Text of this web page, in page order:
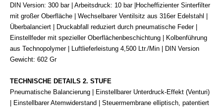
DIN Version: 300 bar | Arbeitsdruck: 10 bar |Hocheffizienter Sinterfilter
mit großer Oberfläche | Wechselbarer Ventilsitz aus 316er Edelstahl |
Überbalanciert | Druckabfall reduziert durch pneumatische Feder |
Einstellfeder mit spezieller Oberflächenbeschichtung | Kolbenführung
aus Technopolymer | Luftlieferleistung 4,500 Ltr./Min | DIN Version
Gewicht: 602 Gr
TECHNISCHE DETAILS 2. STUFE
Pneumatische Balancierung | Einstellbarer Unterdruck-Effekt (Venturi)
| Einstellbarer Atemwiderstand | Steuermembrane elliptisch, patentiert